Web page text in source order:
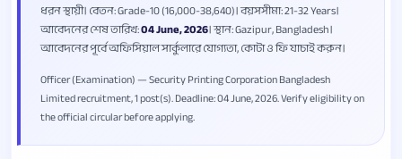
ধরন স্থায়ী। বেতন: Grade-10 (16,000-38,640)। বয়সসীমা: 21-32 Years।
আবেদনের শেষ তারিখ:04 June, 2026। স্থান: Gazipur, Bangladesh।
আবেদনের পূর্বে অফিসিয়াল সার্কুলারে যোগ্যতা, কোটা ও ফি যাচাই করুন।
Officer (Examination) — Security Printing Corporation Bangladesh
Limited recruitment, 1 post(s). Deadline: 04 June, 2026. Verify eligibility on
the official circular before applying.